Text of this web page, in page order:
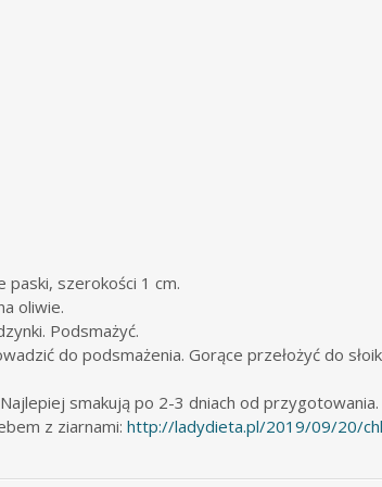
paski, szerokości 1 cm.
oliwie.
Podsmażyć.
do podsmażenia. Gorące przełożyć do
smakują po 2-3 dniach od przygotowania.
z ziarnami: http://ladydieta.pl/2019/09/20/